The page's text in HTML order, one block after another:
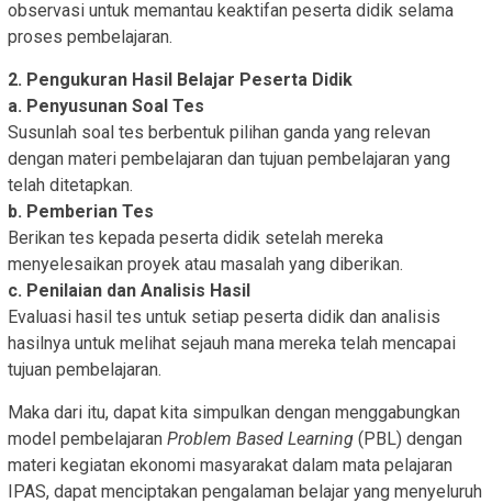
observasi untuk memantau keaktifan peserta didik selama
proses pembelajaran.
2. Pengukuran Hasil Belajar Peserta Didik
a. Penyusunan Soal Tes
Susunlah soal tes berbentuk pilihan ganda yang relevan
dengan materi pembelajaran dan tujuan pembelajaran yang
telah ditetapkan.
b. Pemberian Tes
Berikan tes kepada peserta didik setelah mereka
menyelesaikan proyek atau masalah yang diberikan.
c. Penilaian dan Analisis Hasil
Evaluasi hasil tes untuk setiap peserta didik dan analisis
hasilnya untuk melihat sejauh mana mereka telah mencapai
tujuan pembelajaran.
Maka dari itu, dapat kita simpulkan dengan menggabungkan
model pembelajaran Problem Based Learning (PBL) dengan
materi kegiatan ekonomi masyarakat dalam mata pelajaran
IPAS, dapat menciptakan pengalaman belajar yang menyeluruh